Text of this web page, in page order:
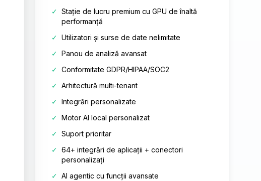
✓ Stație de lucru premium cu GPU de înaltă
performanță
✓ Utilizatori și surse de date nelimitate
✓ Panou de analiză avansat
✓ Conformitate GDPR/HIPAA/SOC2
✓ Arhitectură multi-tenant
✓ Integrări personalizate
✓ Motor AI local personalizat
✓ Suport prioritar
✓ 64+ integrări de aplicații + conectori
personalizați
✓ AI agentic cu funcții avansate